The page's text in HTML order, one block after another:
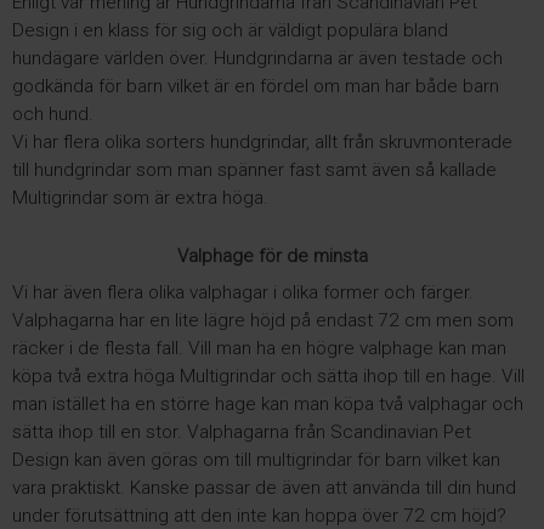
Design i en klass för sig och är väldigt populära bland
hundägare världen över. Hundgrindarna är även testade och
godkända för barn vilket är en fördel om man har både barn
och hund.
Vi har flera olika sorters hundgrindar, allt från skruvmonterade
till hundgrindar som man spänner fast samt även så kallade
Multigrindar som är extra höga.
Valphage för de minsta
Vi har även flera olika valphagar i olika former och färger.
Valphagarna har en lite lägre höjd på endast 72 cm men som
räcker i de flesta fall. Vill man ha en högre valphage kan man
köpa två extra höga Multigrindar och sätta ihop till en hage. Vill
man istället ha en större hage kan man köpa två valphagar och
sätta ihop till en stor. Valphagarna från Scandinavian Pet
Design kan även göras om till multigrindar för barn vilket kan
vara praktiskt. Kanske passar de även att använda till din hund
under förutsättning att den inte kan hoppa över 72 cm höjd?